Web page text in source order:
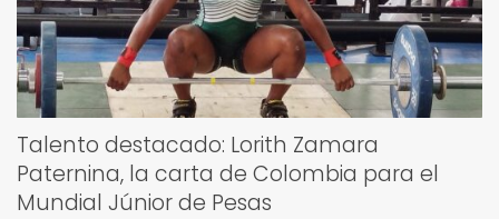
Talento destacado: Lorith Zamara
Paternina, la carta de Colombia para el
Mundial Júnior de Pesas